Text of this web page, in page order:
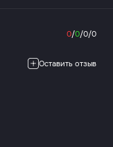
0/0/0/0
Оставить отзыв